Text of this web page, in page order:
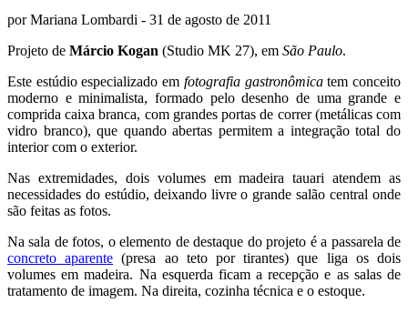
porMariana Lombardi - 31 de agosto de 2011
Projeto de Márcio Kogan (Studio MK 27), em São Paulo.
Este estúdio especializado em fotografia gastronômicatem conceito
moderno e minimalista, formado pelo desenho de uma grande e
comprida caixa branca, com grandes portas de correr (metálicas com
vidro branco), que quando abertas permitem a integração total do
interior com o exterior.
Nas extremidades, dois volumes em madeira tauari atendem as
necessidades do estúdio, deixando livre o grande salão central onde
são feitas as fotos.
Na sala de fotos, o elemento de destaque do projeto é a passarela de
concreto aparente (presa ao teto por tirantes) que liga os dois
volumes em madeira. Na esquerda ficam a recepção e as salas de
tratamento de imagem. Na direita, cozinha técnica e o estoque.